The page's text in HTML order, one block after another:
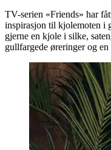
TV-serien «Friends» har
inspirasjon til kjolemoten i
gjerne en kjole i silke,
gullfargede øreringer og